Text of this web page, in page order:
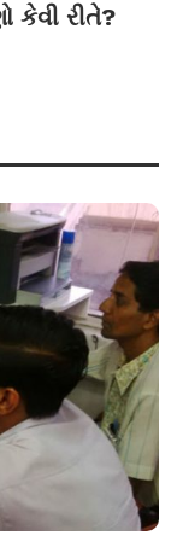
કેવી રીતે?